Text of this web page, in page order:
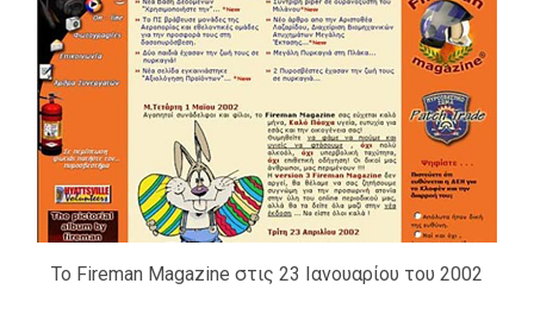
Το Fireman Μagazine στις 23 Ιανουαρίου του 2002